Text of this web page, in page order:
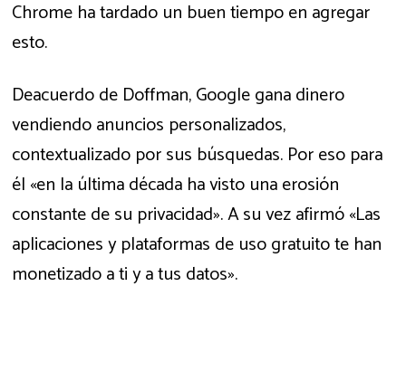
Chrome ha tardado un buen tiempo en agregar
esto.
Deacuerdo de Doffman, Google gana dinero
vendiendo anuncios personalizados,
contextualizado por sus búsquedas. Por eso para
él «en la última década ha visto una erosión
constante de su privacidad». A su vez afirmó «Las
aplicaciones y plataformas de uso gratuito te han
monetizado a ti y a tus datos».